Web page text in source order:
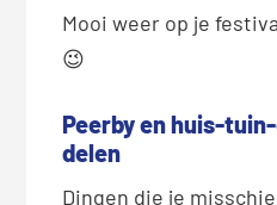
Mooi weer op je
😉
Peerby en huis-
delen
Dingen die je